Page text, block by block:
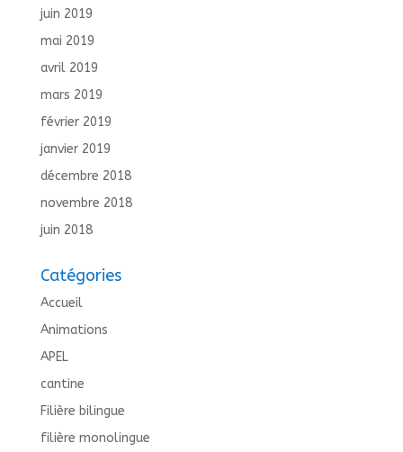
juin 2019
mai 2019
avril 2019
mars 2019
février 2019
janvier 2019
décembre 2018
novembre 2018
juin 2018
Catégories
Accueil
Animations
APEL
cantine
Filière bilingue
filière monolingue